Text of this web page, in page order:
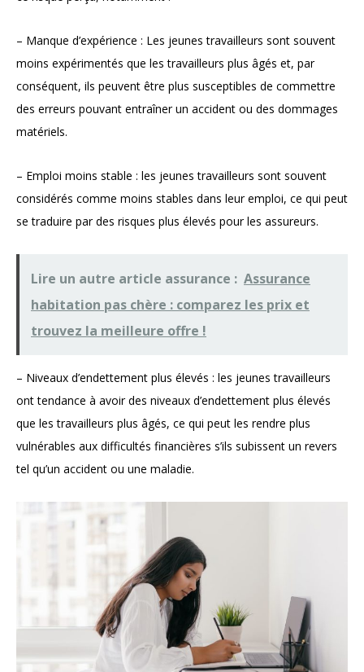
– Manque d’expérience : Les jeunes travailleurs sont souvent
moins expérimentés que les travailleurs plus âgés et, par
conséquent, ils peuvent être plus susceptibles de commettre
des erreurs pouvant entraîner un accident ou des dommages
matériels.
– Emploi moins stable : les jeunes travailleurs sont souvent
considérés comme moins stables dans leur emploi, ce qui peut
se traduire par des risques plus élevés pour les assureurs.
Lire un autre article assurance : Assurance
habitation pas chère : comparez les prix et
trouvez la meilleure offre !
– Niveaux d’endettement plus élevés : les jeunes travailleurs
ont tendance à avoir des niveaux d’endettement plus élevés
que les travailleurs plus âgés, ce qui peut les rendre plus
vulnérables aux difficultés financières s’ils subissent un revers
tel qu’un accident ou une maladie.